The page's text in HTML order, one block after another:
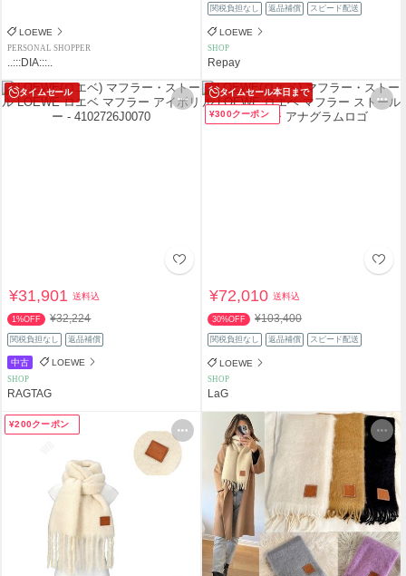
LOEWE
PERSONAL SHOPPER
..:::DIA:::..
関税負担なし 返品補償 スピード配送
LOEWE
SHOP
Repay
タイムセール
¥31,901送料込
1%OFF ¥32,224
関税負担なし 返品補償
中古 LOEWE
SHOP
RAGTAG
タイムセール本日まで
¥300クーポン
¥72,010送料込
30%OFF ¥103,400
関税負担なし 返品補償 スピード配送
LOEWE
SHOP
LaG
¥200クーポン